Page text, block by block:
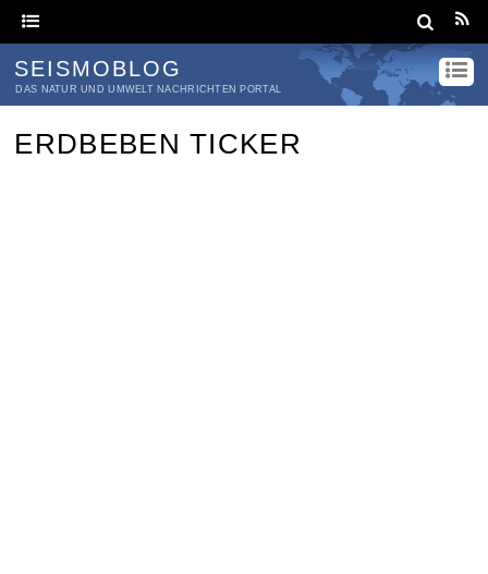
SEISMOBLOG
DAS NATUR UND UMWELT NACHRICHTEN PORTAL
ERDBEBEN TICKER